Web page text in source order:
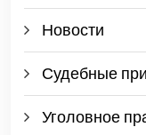
Новости
Судебные
Уголовное